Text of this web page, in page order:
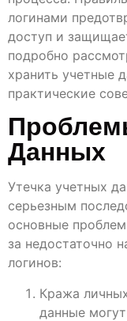
логинами
доступ и
подробно
хранить учетные
практические
Данных
Утечка учетных
серьезным
основные
за недостаточно
логинов:
Кража
данные